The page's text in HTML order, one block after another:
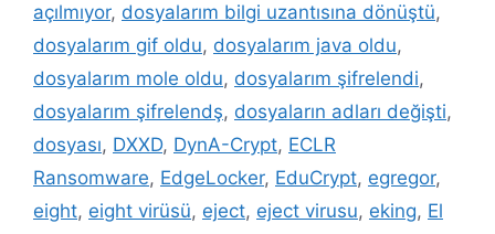
açılmıyor, dosyalarım bilgi uzantısına dönüştü,
dosyalarım gif oldu, dosyalarım java oldu,
dosyalarım mole oldu, dosyalarım şifrelendi,
dosyalarım şifrelendş, dosyaların adları değişti,
dosyası, DXXD, DynA-Crypt, ECLR
Ransomware, EdgeLocker, EduCrypt, egregor,
eight, eight virüsü, eject, eject virusu, eking, El